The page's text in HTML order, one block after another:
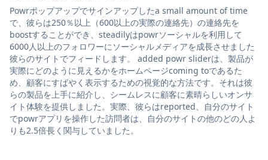
Powrポップアップでサインアップしたa small amount of time
で、彼らは250％以上（600以上の実際の連絡先）の連絡先を
boostすることができ、steadilyはpowrソーシャルを利用して
6000人以上のフォロワーにソーシャルメディアを成長させました
彼らのサイトでフィードします。 added powr sliderは、製品が
実際にどのように見えるかをホームページcoming toであるた
め、顧客にすばやく表示するための視覚的な方法です。それは彼
らの製品を上手に紹介し、シームレスに顧客に素晴らしいオンサ
イト体験を提供しました。実際、彼らはreported、自分のサイト
でpowrアプリを操作した訪問者は、自分のサイトの他のどの人よ
りも2.5倍長く関与していました。